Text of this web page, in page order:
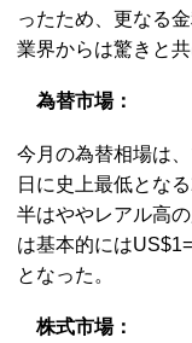
ったため、更なる
業界からは驚きと
為替市場：
今月の為替相場は
日に史上最低とな
半はややレアル高
は基本的には
となった。
株式市場：